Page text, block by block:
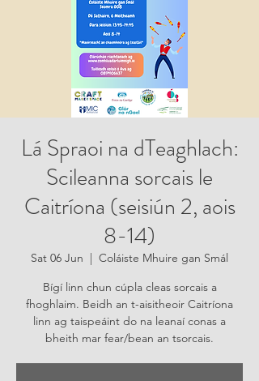
Lá Spraoi na dTeaghlach:
Scileanna sorcais le
Caitríona (seisiún 2, aois
8-14)
Sat 06 Jun
  |
Coláiste Mhuire gan Smál
Bígí linn chun cúpla cleas sorcais a
fhoghlaim. Beidh an t-aisitheoir Caitríona
linn ag taispeáint do na leanaí conas a
bheith mar fear/bean an tsorcais.